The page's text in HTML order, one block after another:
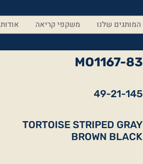
המותגים שלנו משקפי קריאה אודות
MO1167-83
49-21-145
TORTOISE STRIPED GRAY
BROWN BLACK